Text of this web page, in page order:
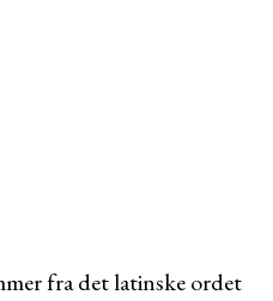
fra det latinske ordet